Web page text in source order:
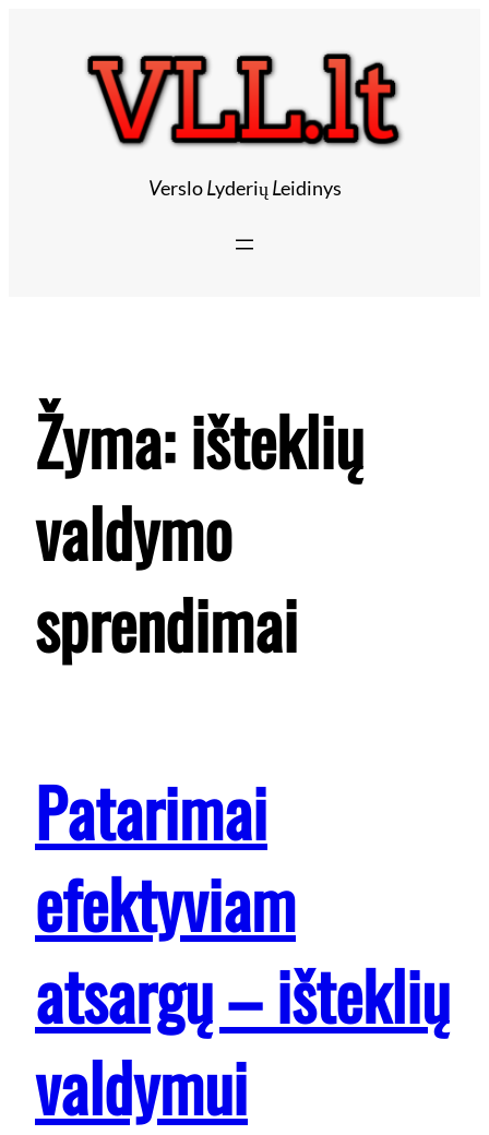
VersloLyderių Leidinys
Žyma:išteklių
valdymo
sprendimai
Patarimai
efektyviam
atsargų – išteklių
valdymui